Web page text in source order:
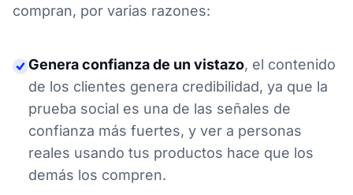
compran, por varias razones:
Genera confianza de un vistazo, el contenido
de los clientes genera credibilidad, ya que la
prueba social es una de las señales de
confianza más fuertes, y ver a personas
reales usando tus productos hace que los
demás los compren.